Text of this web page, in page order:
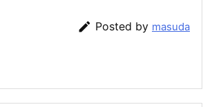
 Posted by masuda